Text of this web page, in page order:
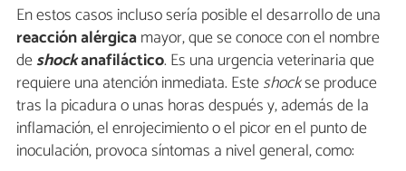
En estos casos incluso sería posible el desarrollo de una
reacción alérgicamayor, que se conoce con el nombre
deshockanafiláctico. Es una urgencia veterinaria que
requiere una atención inmediata. Esteshockse produce
tras la picadura o unas horas después y, además de la
inflamación, el enrojecimiento o el picor en el punto de
inoculación, provoca síntomas a nivel general, como: